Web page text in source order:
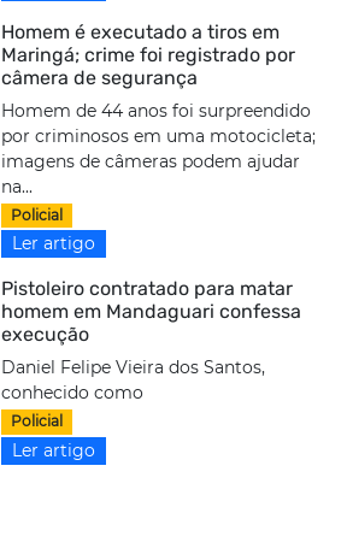
Homem é executado a tiros em
Maringá; crime foi registrado por
câmera de segurança
Homem de 44 anos foi surpreendido
por criminosos em uma motocicleta;
imagens de câmeras podem ajudar
na...
Policial
Ler artigo
Pistoleiro contratado para matar
homem em Mandaguari confessa
execução
Daniel Felipe Vieira dos Santos,
conhecido como
Policial
Ler artigo